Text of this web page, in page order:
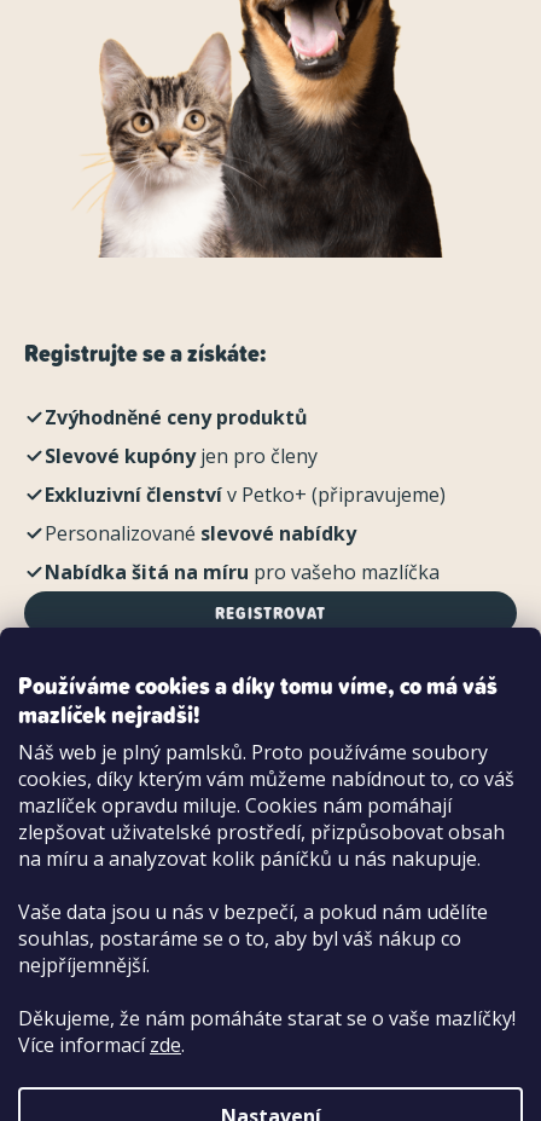
Používáme cookies a díky tomu víme, co má váš
mazlíček nejradši!
Náš web je plný pamlsků. Proto používáme soubory
cookies, díky kterým vám můžeme nabídnout to, co váš
mazlíček opravdu miluje. Cookies nám pomáhají
zlepšovat uživatelské prostředí, přizpůsobovat obsah
na míru a analyzovat kolik páníčků u nás nakupuje.
Vaše data jsou u nás v bezpečí, a pokud nám udělíte
souhlas, postaráme se o to, aby byl váš nákup co
nejpříjemnější.
Děkujeme, že nám pomáháte starat se o vaše mazlíčky!
Více informacízde.
Registrujte se a získáte:
Zvýhodněné ceny produktů
Slevové kupónyjen pro členy
Exkluzivní členstvív Petko+ (připravujeme)
Personalizované slevové nabídky
Nabídka šitá na míru pro vašeho mazlíčka
REGISTROVAT
Možnosti platby:
Dobírkou
Hotově i kartou na pobočce